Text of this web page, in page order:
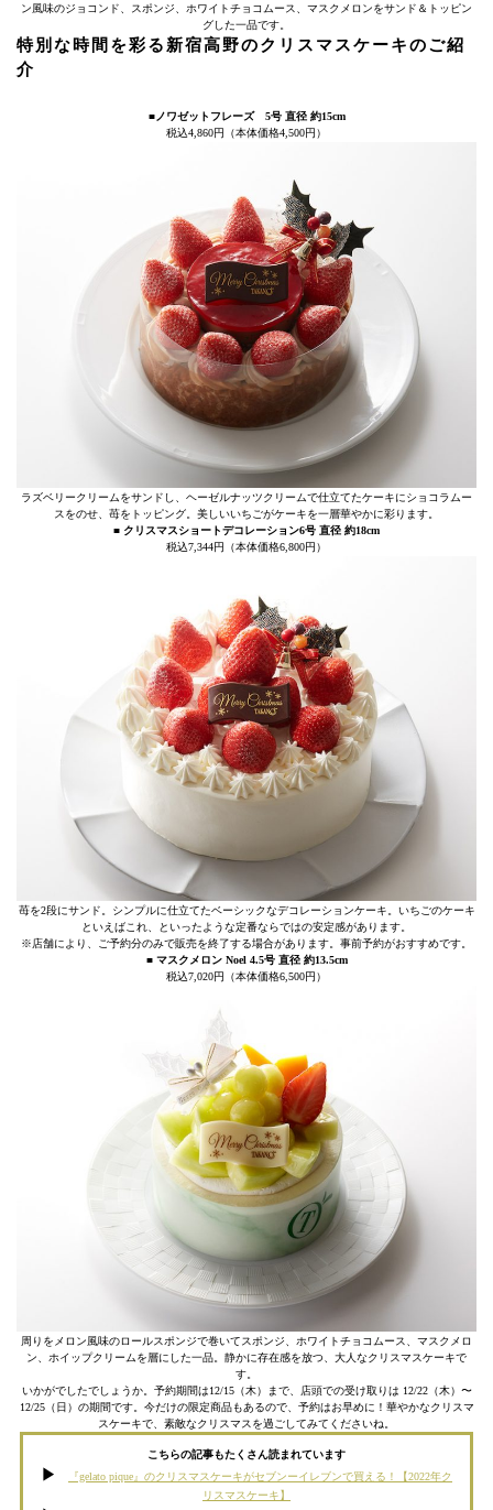
ン風味のジョコンド、スポンジ、ホワイトチョコムース、マスクメロンをサンド＆トッピン
グした一品です。
特別な時間を彩る新宿高野のクリスマスケーキのご紹
介
■ノワゼットフレーズ 5号 直径 約15cm
税込4,860円（本体価格4,500円）
ラズベリークリームをサンドし、ヘーゼルナッツクリームで仕立てたケーキにショコラムー
スをのせ、苺をトッピング。美しいいちごがケーキを一層華やかに彩ります。
■ クリスマスショートデコレーション6号 直径 約18cm
税込7,344円（本体価格6,800円）
苺を2段にサンド。シンプルに仕立てたベーシックなデコレーションケーキ。いちごのケーキ
といえばこれ、といったような定番ならではの安定感があります。
※店舗により、ご予約分のみで販売を終了する場合があります。事前予約がおすすめです。
■ マスクメロン Noel 4.5号 直径 約13.5cm
税込7,020円（本体価格6,500円）
周りをメロン風味のロールスポンジで巻いてスポンジ、ホワイトチョコムース、マスクメロ
ン、ホイップクリームを層にした一品。静かに存在感を放つ、大人なクリスマスケーキで
す。
いかがでしたでしょうか。予約期間は12/15（木）まで、店頭での受け取りは 12/22（木）〜
12/25（日）の期間です。今だけの限定商品もあるので、予約はお早めに！華やかなクリスマ
スケーキで、素敵なクリスマスを過ごしてみてくださいね。
こちらの記事もたくさん読まれています
『gelato pique』のクリスマスケーキがセブンーイレブンで買える！【2022年ク
リスマスケーキ】